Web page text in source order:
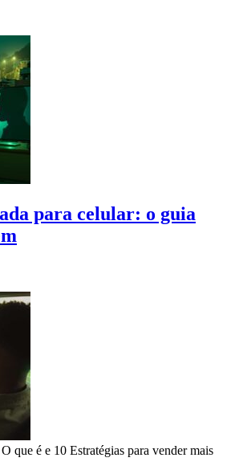
para celular: o guia
que é e 10 Estratégias para vender mais